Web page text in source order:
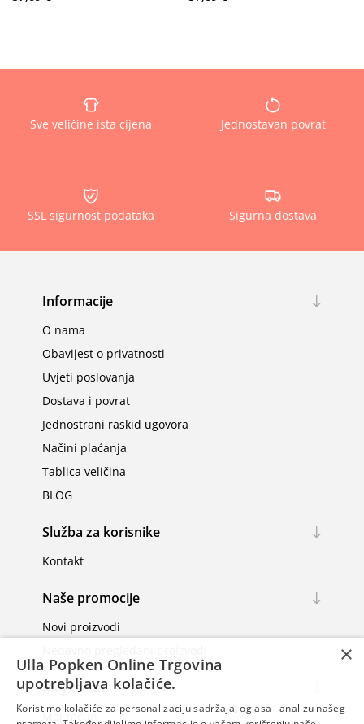
Sve veličine ista cijena Jednostavan povrat
SSL sigurnost podataka Sigurna dostava
Informacije
O nama
Obavijest o privatnosti
Uvjeti poslovanja
Dostava i povrat
Jednostrani raskid ugovora
Načini plaćanja
Tablica veličina
BLOG
Služba za korisnike
Kontakt
Naše promocije
Novi proizvodi
Moj račun
Moj račun
×
Ulla Popken Online Trgovina
upotrebljava kolačiće.
Koristimo kolačiće za personalizaciju sadržaja, oglasa i analizu našeg